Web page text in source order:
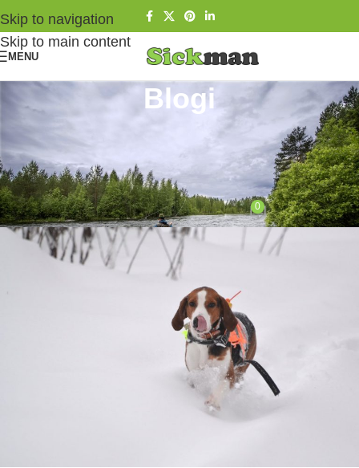
Skip to navigation
Skip to main content
MENU
Blogi
Suomenajokoira- jänisjahdin paras
apuri
Juha TissariOn 4.5.2018 0